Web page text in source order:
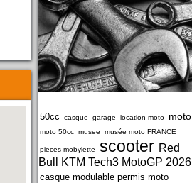
50cc casque garage location moto moto
moto 50cc musee musée moto FRANCE
pieces mobylette scooter Red
Bull KTM Tech3 MotoGP 2026
casque modulable permis moto